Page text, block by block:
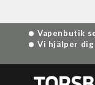
Hoppa
till
Vapenbutik
Vi hjälper dig